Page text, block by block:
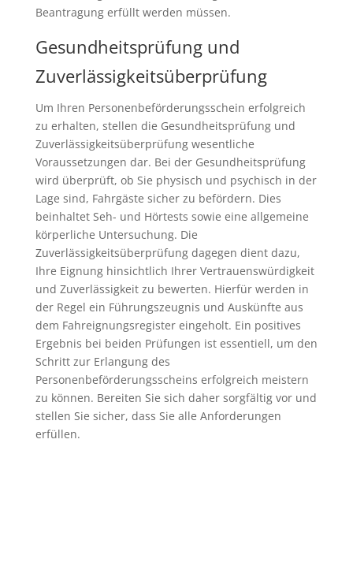
Beantragung erfüllt werden müssen.
Gesundheitsprüfung und
Zuverlässigkeitsüberprüfung
Um Ihren Personenbeförderungsschein erfolgreich
zu erhalten, stellen die Gesundheitsprüfung und
Zuverlässigkeitsüberprüfung wesentliche
Voraussetzungen dar. Bei der Gesundheitsprüfung
wird überprüft, ob Sie physisch und psychisch in der
Lage sind, Fahrgäste sicher zu befördern. Dies
beinhaltet Seh- und Hörtests sowie eine allgemeine
körperliche Untersuchung. Die
Zuverlässigkeitsüberprüfung dagegen dient dazu,
Ihre Eignung hinsichtlich Ihrer Vertrauenswürdigkeit
und Zuverlässigkeit zu bewerten. Hierfür werden in
der Regel ein Führungszeugnis und Auskünfte aus
dem Fahreignungsregister eingeholt. Ein positives
Ergebnis bei beiden Prüfungen ist essentiell, um den
Schritt zur Erlangung des
Personenbeförderungsscheins erfolgreich meistern
zu können. Bereiten Sie sich daher sorgfältig vor und
stellen Sie sicher, dass Sie alle Anforderungen
erfüllen.